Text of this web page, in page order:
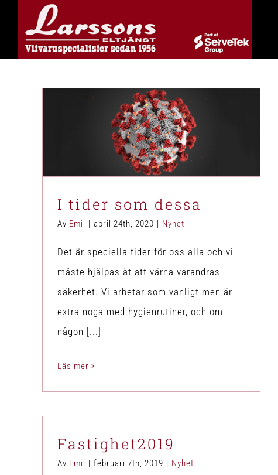
innehållet
I tider som dessa
Nyhet
I tider som dessa
Av Emil | april 24th, 2020 | Nyhet
Det är speciella tider för oss alla och vi
måste hjälpas åt att värna varandras
säkerhet. Vi arbetar som vanligt men är
extra noga med hygienrutiner, och om
någon [...]
Läs mer
Fastighet2019
Av Emil | februari 7th, 2019 | Nyhet